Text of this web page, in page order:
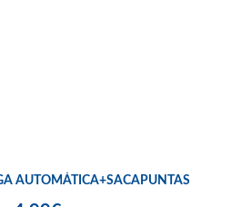
AUTOMÁTICA+SACAPUNTAS